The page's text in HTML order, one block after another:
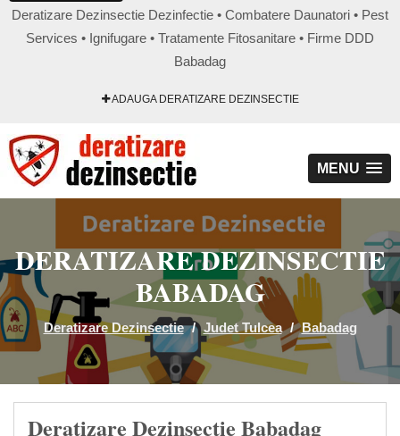
Deratizare Dezinsectie Dezinfectie • Combatere Daunatori • Pest
Services • Ignifugare • Tratamente Fitosanitare • Firme DDD
Babadag
ADAUGA DERATIZARE DEZINSECTIE
MENU
DERATIZARE DEZINSECTIE
BABADAG
Deratizare Dezinsectie / Judet Tulcea / Babadag
Deratizare Dezinsectie Babadag